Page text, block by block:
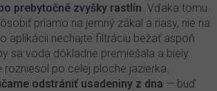
prebytočné zvyšky rastlín. Vďaka tomu
priamo na jemný zákal a riasy, nie na
aplikácii nechajte filtráciu bežať aspoň
sa voda dôkladne premiešala a biely
rozniesol po celej ploche jazierka.
odstrániť usadeniny z dna — buď